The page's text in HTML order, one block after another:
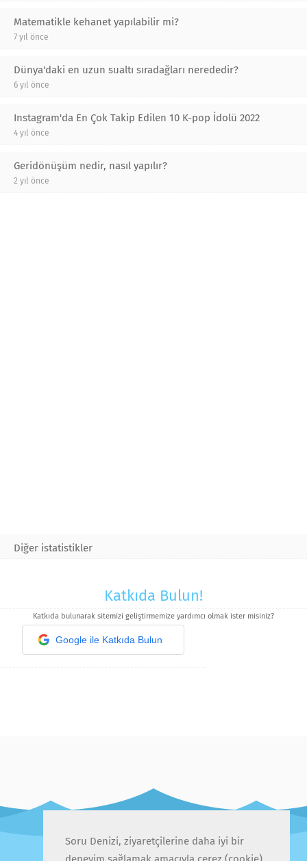
Matematikle kehanet yapılabilir mi?
7 yıl önce
Dünya'daki en uzun sualtı sıradağları nerededir?
6 yıl önce
Instagram'da En Çok Takip Edilen 10 K-pop İdolü 2022
4 yıl önce
Geridönüşüm nedir, nasıl yapılır?
2 yıl önce
Diğer istatistikler
Katkıda Bulun!
Katkıda bulunarak sitemizi geliştirmemize yardımcı olmak ister misiniz?
Google ile Katkıda Bulun
Soru Denizi, ziyaretçilerine daha iyi bir